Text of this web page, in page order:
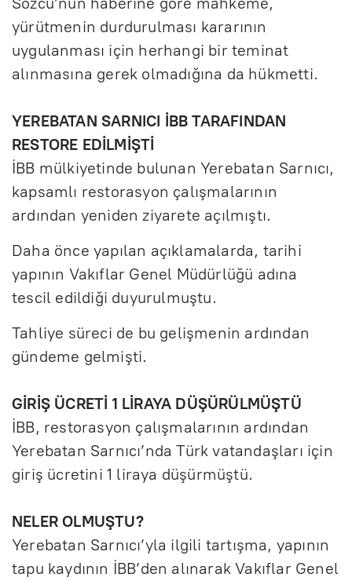
yürütmenin durdurulması kararının
uygulanması için herhangi bir teminat
alınmasına gerek olmadığına da hükmetti.
YEREBATAN SARNICI İBB TARAFINDAN
RESTORE EDİLMİŞTİ
İBB mülkiyetinde bulunan Yerebatan Sarnıcı,
kapsamlı restorasyon çalışmalarının
ardından yeniden ziyarete açılmıştı.
Daha önce yapılan açıklamalarda, tarihi
yapının Vakıflar Genel Müdürlüğü adına
tescil edildiği duyurulmuştu.
Tahliye süreci de bu gelişmenin ardından
gündeme gelmişti.
GİRİŞ ÜCRETİ 1 LİRAYA DÜŞÜRÜLMÜŞTÜ
İBB, restorasyon çalışmalarının ardından
Yerebatan Sarnıcı’nda Türk vatandaşları için
giriş ücretini 1 liraya düşürmüştü.
NELER OLMUŞTU?
Yerebatan Sarnıcı’yla ilgili tartışma, yapının
tapu kaydının İBB’den alınarak Vakıflar Genel